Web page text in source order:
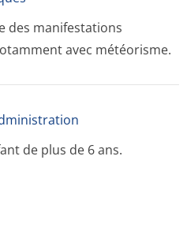
des manifestations
avec météorisme.
de plus de 6 ans.